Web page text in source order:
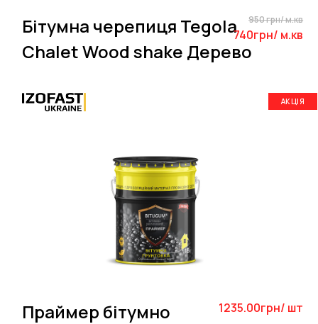
Бітумна черепиця Tegola
Chalet Wood shake Дерево
950 грн/ м.кв
740грн/ м.кв
АКЦІЯ
Праймер бітумно
1235.00грн/ шт